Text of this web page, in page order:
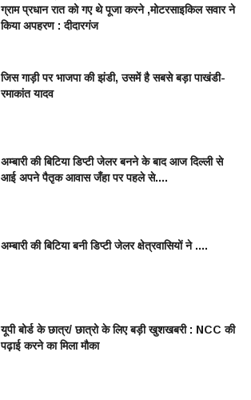
ग्राम प्रधान रात को गए थे पूजा करने ,मोटरसाइकिल सवार ने
किया अपहरण : दीदारगंज
जिस गाड़ी पर भाजपा की झंडी, उसमें है सबसे बड़ा पाखंडी-
रमाकांत यादव
अम्बारी की बिटिया डिप्टी जेलर बनने के बाद आज दिल्ली से
आई अपने पैतृक आवास जँहा पर पहले से....
अम्बारी की बिटिया बनी डिप्टी जेलर क्षेत्रवासियों ने ....
यूपी बोर्ड के छात्र/ छात्रो के लिए बड़ी खुशखबरी : NCC की
पढ़ाई करने का मिला मौका